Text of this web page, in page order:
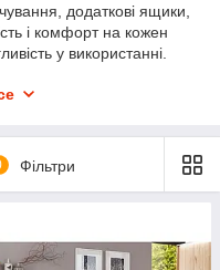
додаткові ящики,
і комфорт на кожен
у використанні.
допомога по телефону:
Фільтри